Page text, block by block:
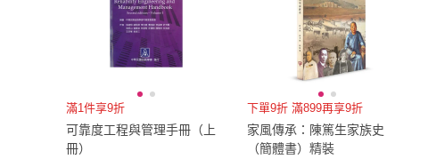
滿1件享9折
可靠度工程與管理手冊（上
冊）
下單9折 滿899再享9折
家風傳承：陳篤生家族史
（簡體書）精裝